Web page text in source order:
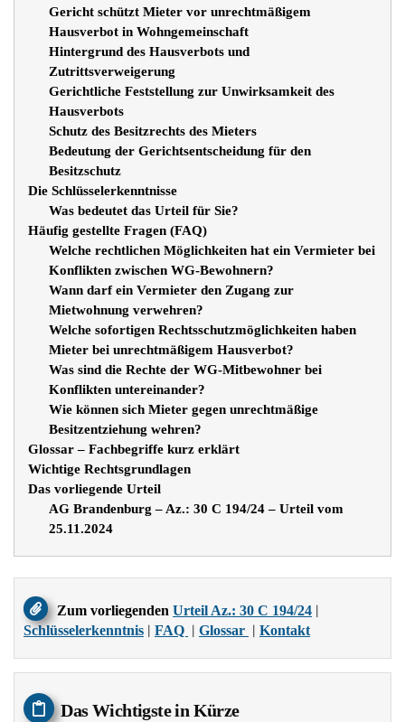
Gericht schützt Mieter vor unrechtmäßigem
Hausverbot in Wohngemeinschaft
Hintergrund des Hausverbots und
Zutrittsverweigerung
Gerichtliche Feststellung zur Unwirksamkeit des
Hausverbots
Schutz des Besitzrechts des Mieters
Bedeutung der Gerichtsentscheidung für den
Besitzschutz
Die Schlüsselerkenntnisse
Was bedeutet das Urteil für Sie?
Häufig gestellte Fragen (FAQ)
Welche rechtlichen Möglichkeiten hat ein Vermieter bei
Konflikten zwischen WG-Bewohnern?
Wann darf ein Vermieter den Zugang zur
Mietwohnung verwehren?
Welche sofortigen Rechtsschutzmöglichkeiten haben
Mieter bei unrechtmäßigem Hausverbot?
Was sind die Rechte der WG-Mitbewohner bei
Konflikten untereinander?
Wie können sich Mieter gegen unrechtmäßige
Besitzentziehung wehren?
Glossar – Fachbegriffe kurz erklärt
Wichtige Rechtsgrundlagen
Das vorliegende Urteil
AG Brandenburg – Az.: 30 C 194/24 – Urteil vom
25.11.2024
Zum vorliegendenUrteil Az.: 30 C 194/24 |
Schlüsselerkenntnis | FAQ | Glossar | Kontakt
Das Wichtigste in Kürze